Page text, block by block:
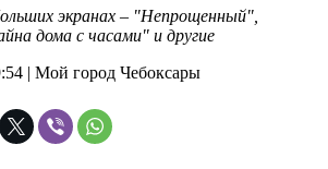
экранах – "Непрощенный",
дома с часами" и другие
| Мой город Чебоксары